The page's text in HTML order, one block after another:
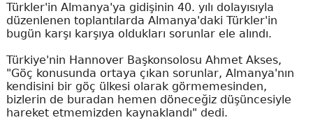
Türkler'in Almanya'ya gidişinin 40. yılı dolayısıyla
düzenlenen toplantılarda Almanya'daki Türkler'in
bugün karşı karşıya oldukları sorunlar ele alındı.
Türkiye'nin Hannover Başkonsolosu Ahmet Akses,
"Göç konusunda ortaya çıkan sorunlar, Almanya'nın
kendisini bir göç ülkesi olarak görmemesinden,
bizlerin de buradan hemen döneceğiz düşüncesiyle
hareket etmemizden kaynaklandı" dedi.